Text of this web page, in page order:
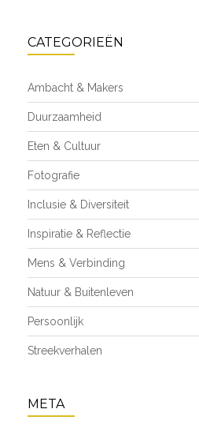
CATEGORIEËN
Ambacht & Makers
Duurzaamheid
Eten & Cultuur
Fotografie
Inclusie & Diversiteit
Inspiratie & Reflectie
Mens & Verbinding
Natuur & Buitenleven
Persoonlijk
Streekverhalen
META